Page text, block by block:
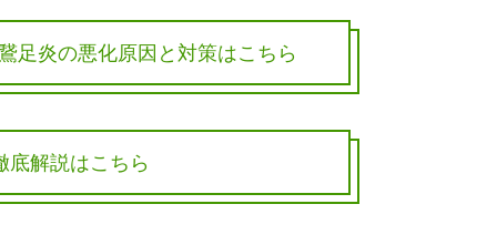
足炎の悪化原因と対策はこちら
底解説はこちら